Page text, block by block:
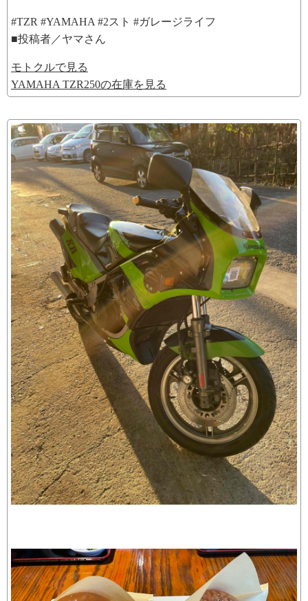
#TZR #YAMAHA #2スト #ガレージライフ
■投稿者／ヤマさん
モトクルで見る
YAMAHA TZR250の在庫を見る